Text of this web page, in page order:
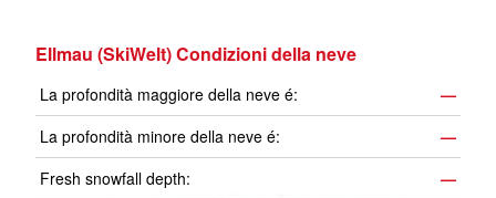
Ellmau (SkiWelt) Condizioni della neve
La profondità maggiore della neve é:
—
La profondità minore della neve é:
—
Fresh snowfall depth:
—